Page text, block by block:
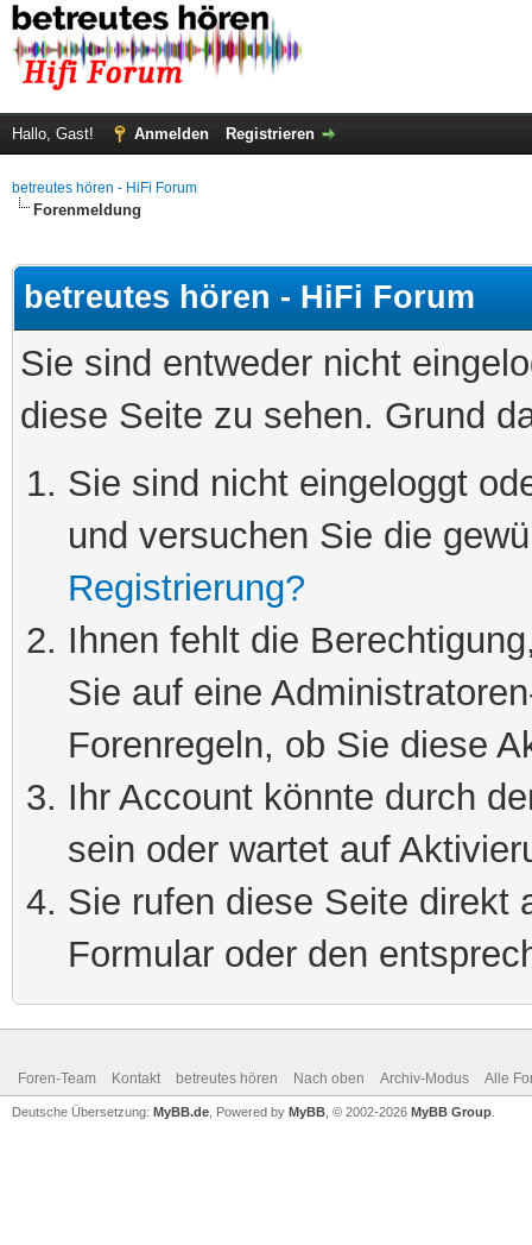
Hallo, Gast! Anmelden Registrieren
betreutes hören - HiFi Forum
Forenmeldung
betreutes hören - HiFi Forum
Sie sind entweder nicht
diese Seite zu sehen. Grund
Sie sind nicht eingeloggt
und versuchen Sie die
Registrierung?
Ihnen fehlt die
Sie auf eine
Forenregeln, ob Sie diese
Ihr Account könnte durch
sein oder wartet auf
Sie rufen diese Seite direkt
Formular oder den
Foren-Team Kontakt betreutes hören Nach oben Archiv-Modus Alle
Deutsche Übersetzung: MyBB.de , Powered by MyBB , © 2002-2026 MyBB Group